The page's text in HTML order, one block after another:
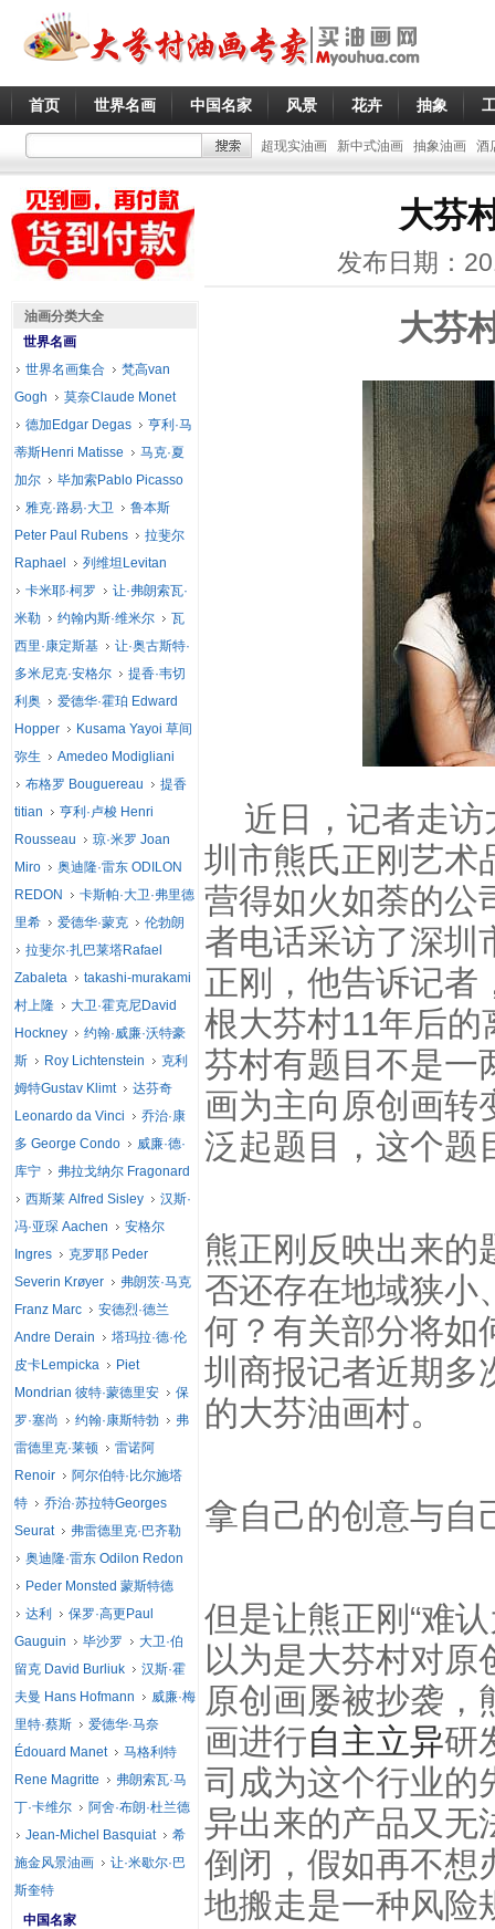
首页 世界名画 中国名家 风景 花卉 抽象
超现实油画 新中式油画 抽象油画 酒
大芬
发布日期：
大芬
近日，记者走访
圳市熊氏正刚艺术
营得如火如荼的公
者电话采访了深圳
正刚，他告诉记者
根大芬村11年后的
芬村有题目不是一
画为主向原创画转
泛起题目，这个题
熊正刚反映出来的
否还存在地域狭小
何？有关部分将如
圳商报记者近期多
的大芬油画村。
拿自己的创意与自
但是让熊正刚“难
以为是大芬村对原
原创画屡被抄袭，
画进行自主立异研
司成为这个行业的
异出来的产品又无
倒闭，假如再不想
地搬走是一种风险
油画分类大全
世界名画
世界名画集合
梵高van
Gogh
莫奈Claude Monet
德加Edgar Degas
亨利·马
蒂斯Henri Matisse
马克·夏
加尔
毕加索Pablo Picasso
雅克·路易·大卫
鲁本斯
Peter Paul Rubens
拉斐尔
Raphael
列维坦Levitan
卡米耶·柯罗
让·弗朗索瓦·
米勒
约翰内斯·维米尔
瓦
西里·康定斯基
让·奥古斯特·
多米尼克·安格尔
提香·韦切
利奥
爱德华·霍珀 Edward
Hopper
Kusama Yayoi 草间
弥生
Amedeo Modigliani
布格罗 Bouguereau
提香
titian
亨利·卢梭 Henri
Rousseau
琼·米罗 Joan
Miro
奥迪隆·雷东 ODILON
REDON
卡斯帕·大卫·弗里德
里希
爱德华·蒙克
伦勃朗
拉斐尔·扎巴莱塔Rafael
Zabaleta
takashi-murakami
村上隆
大卫·霍克尼David
Hockney
约翰·威廉·沃特豪
斯
Roy Lichtenstein
克利
姆特Gustav Klimt
达芬奇
Leonardo da Vinci
乔治·康
多 George Condo
威廉·德·
库宁
弗拉戈纳尔 Fragonard
西斯莱 Alfred Sisley
汉斯·
冯·亚琛 Aachen
安格尔
Ingres
克罗耶 Peder
Severin Krøyer
弗朗茨·马克
Franz Marc
安德烈·德兰
Andre Derain
塔玛拉·德·伦
皮卡Lempicka
Piet
Mondrian 彼特·蒙德里安
保
罗·塞尚
约翰·康斯特勃
弗
雷德里克·莱顿
雷诺阿
Renoir
阿尔伯特·比尔施塔
特
乔治·苏拉特Georges
Seurat
弗雷德里克·巴齐勒
奥迪隆·雷东 Odilon Redon
Peder Monsted 蒙斯特德
达利
保罗·高更Paul
Gauguin
毕沙罗
大卫·伯
留克 David Burliuk
汉斯·霍
夫曼 Hans Hofmann
威廉·梅
里特·蔡斯
爱德华·马奈
Édouard Manet
马格利特
Rene Magritte
弗朗索瓦·马
丁·卡维尔
阿舍·布朗·杜兰德
Jean-Michel Basquiat
希
施金风景油画
让·米歇尔·巴
斯奎特
中国名家